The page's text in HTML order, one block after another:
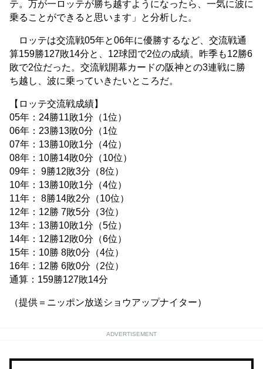
テ。万が一ロッテが勝ち越すようになったら、一気に波に
乗ることができると思います」と分析した。
ロッテは交流戦05年と06年に優勝するなど、交流戦通
算159勝127敗14分と、12球団で2位の成績。昨季も12勝6
敗で2位だった。交流戦開幕カードの阪神との3連戦に勝
ち越し、波に乗っていきたいところだ。
【ロッテ交流戦成績】
05年：24勝11敗1分（1位）
06年：23勝13敗0分（1位
07年：13勝10敗1分（4位）
08年：10勝14敗0分（10位）
09年： 9勝12敗3分（8位）
10年：13勝10敗1分（4位）
11年： 8勝14敗2分（10位）
12年：12勝 7敗5分（3位）
13年：13勝10敗1分（5位）
14年：12勝12敗0分（6位）
15年：10勝 8敗0分（4位）
16年：12勝 6敗0分（2位）
通算：159勝127敗14分
（提供＝ニッポン放送ショウアップナイター）
ADVERTISEMENT